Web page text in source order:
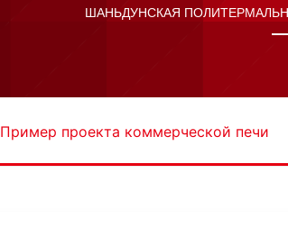
ШАНЬДУНСКАЯ
Пример проекта коммерческой печи